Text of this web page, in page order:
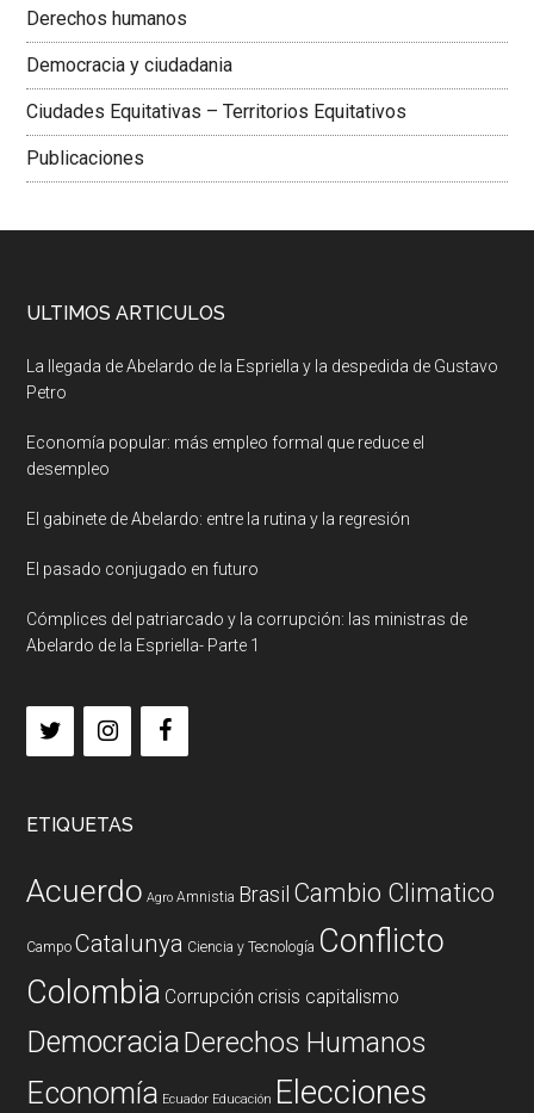
Derechos humanos
Democracia y ciudadania
Ciudades Equitativas – Territorios Equitativos
Publicaciones
ULTIMOS ARTICULOS
La llegada de Abelardo de la Espriella y la despedida de Gustavo
Petro
Economía popular: más empleo formal que reduce el
desempleo
El gabinete de Abelardo: entre la rutina y la regresión
El pasado conjugado en futuro
Cómplices del patriarcado y la corrupción: las ministras de
Abelardo de la Espriella- Parte 1
ETIQUETAS
Acuerdo Agro Amnistia Brasil Cambio Climatico
Campo Catalunya Ciencia y Tecnología Conflicto
Colombia Corrupción crisis capitalismo
DemocraciaDerechos Humanos
Economía Ecuador Educación Elecciones